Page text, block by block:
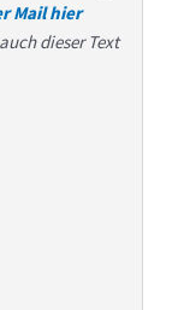
Mail hier
dieser Text